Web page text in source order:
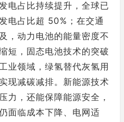
电占比持续提升，全球已
电占比超 50%；在交通
，动力电池的能量密度不
短，固态电池技术的突破
业领域，绿氢替代灰氢用
现减碳减排。新能源技术
力，还能保障能源安全，
面临成本下降、电网适